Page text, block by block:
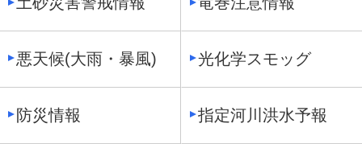
悪天候(大雨・暴風) 光化学スモッグ
防災情報 指定河川洪水予報